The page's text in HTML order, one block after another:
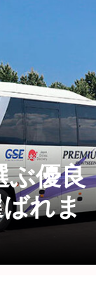
ぶ優良
れま